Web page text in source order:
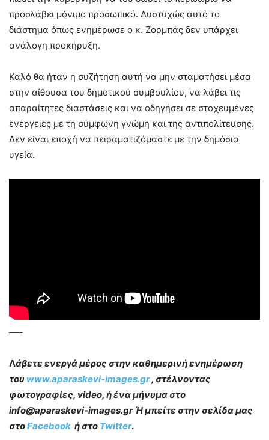
προσλάβει μόνιμο προσωπικό. Δυστυχώς αυτό το
διάστημα όπως ενημέρωσε ο κ. Ζορμπάς δεν υπάρχει
ανάλογη προκήρυξη.
Καλό θα ήταν η συζήτηση αυτή να μην σταματήσει μέσα
στην αίθουσα του δημοτικού συμβουλίου, να λάβει τις
απαραίτητες διαστάσεις και να οδηγήσει σε στοχευμένες
ενέργειες με τη σύμφωνη γνώμη και της αντιπολίτευσης.
Δεν είναι εποχή να πειραματιζόμαστε με την δημόσια
υγεία.
—–
Λάβετε ενεργά μέρος στην καθημερινή ενημέρωση
του www.aparaskevi-images.gr, στέλνοντας
φωτογραφίες, video, ή ένα μήνυμα στο
info@aparaskevi-images.gr Ή μπείτε στην σελίδα μας
στοFacebook ή στο Twitter.